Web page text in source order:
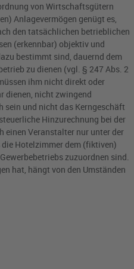
von Wirtschaftsgütern
Anlagevermögen genügt es,
den tatsächlichen betrieblichen
(erkennbar) objektiv und
bestimmt sind, dauernd dem
zu dienen (vgl. § 247 Abs. 2
ihm nicht direkt oder
dienen, nicht zwingend
sein und nicht das Kerngeschäft
Hinzurechnung bei der
einen Veranstalter nur unter der
Hotelzimmer dem (fiktiven)
zuzuordnen sind.
hat, hängt von den Umständen